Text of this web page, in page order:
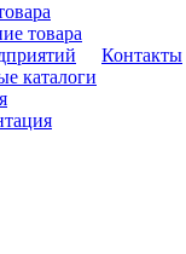
товара
каталоги
Контакты